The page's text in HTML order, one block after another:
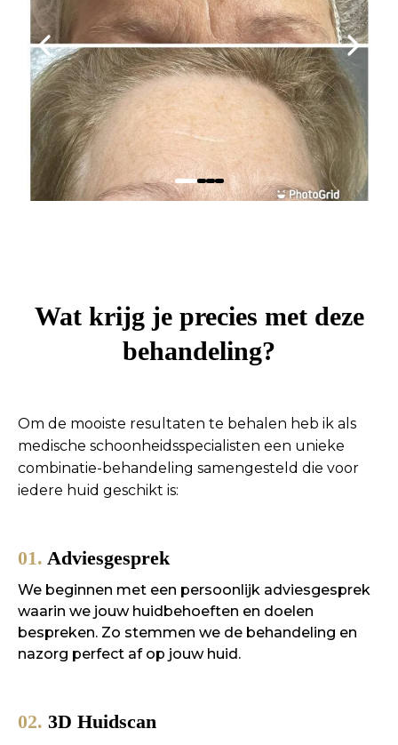
Wat krijg je precies met deze
behandeling?
Om de mooiste resultaten te behalen heb ik als
medische schoonheidsspecialisten een unieke
combinatie-behandeling samengesteld die voor
iedere huid geschikt is:
01. Adviesgesprek
We beginnen met een persoonlijk adviesgesprek
waarin we jouw huidbehoeften en doelen
bespreken. Zo stemmen we de behandeling en
nazorg perfect af op jouw huid.
02. 3D Huidscan